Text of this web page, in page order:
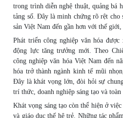
trong trình diễn nghệ thuật, quảng bá
tảng số. Đây là minh chứng rõ rệt cho
sản Việt Nam đến gần hơn với thế
Phát triển công nghiệp văn hóa
động lực tăng trưởng mới. Theo
công nghiệp văn hóa Việt Nam đến
hóa trở thành ngành kinh tế mũi
Đây là khát vọng lớn, đòi hỏi sự
trí thức, doanh nghiệp sáng tạo và toàn
Khát vọng sáng tạo còn thể hiện ở
và giáo dục thế hệ trẻ. Những tác